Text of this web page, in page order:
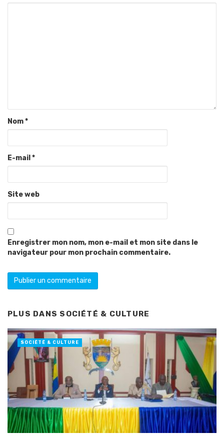
Nom*
E-mail*
Site web
Enregistrer mon nom, mon e-mail et mon site dans le
navigateur pour mon prochain commentaire.
PLUS DANS SOCIÉTÉ & CULTURE
SOCIÉTÉ & CULTURE